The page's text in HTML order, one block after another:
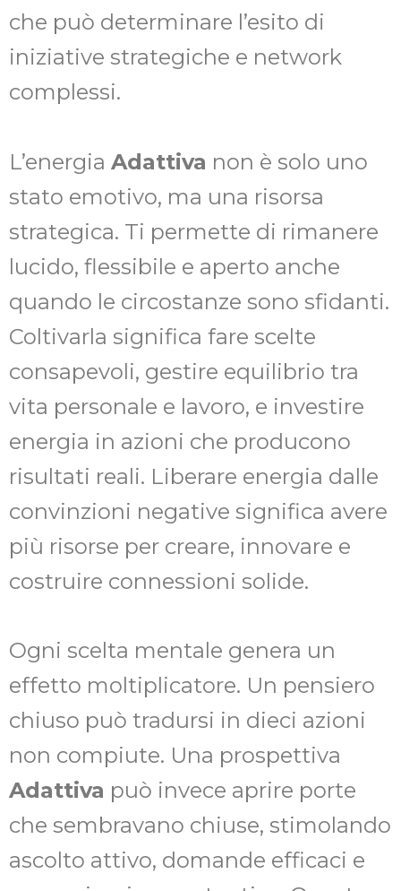
che può determinare l’esito di
iniziative strategiche e network
complessi.
L’energia Adattiva non è solo uno
stato emotivo, ma una risorsa
strategica. Ti permette di rimanere
lucido, flessibile e aperto anche
quando le circostanze sono sfidanti.
Coltivarla significa fare scelte
consapevoli, gestire equilibrio tra
vita personale e lavoro, e investire
energia in azioni che producono
risultati reali. Liberare energia dalle
convinzioni negative significa avere
più risorse per creare, innovare e
costruire connessioni solide.
Ogni scelta mentale genera un
effetto moltiplicatore. Un pensiero
chiuso può tradursi in dieci azioni
non compiute. Una prospettiva
Adattiva può invece aprire porte
che sembravano chiuse, stimolando
ascolto attivo, domande efficaci e